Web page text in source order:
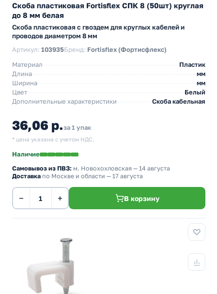
Скоба пластиковая Fortisflex СПК 8 (50шт) круглая
до 8 мм белая
Скоба пластиковая с гвоздем для круглых кабелей и
проводов диаметром 8 мм
Артикул: 103935Бренд: Fortisflex (Фортисфлекс)
Материал
Пластик
Длина
мм
Ширина
мм
Цвет
Белый
Дополнительные характеристики
Скоба кабельная
36,06 р.за 1 упак
* цена указана с учетом НДС.
Наличие
Самовывоз из ПВЗ: м. Новохохловская — 14 августа
Доставка по Москве и области — 17 августа
− + В корзину